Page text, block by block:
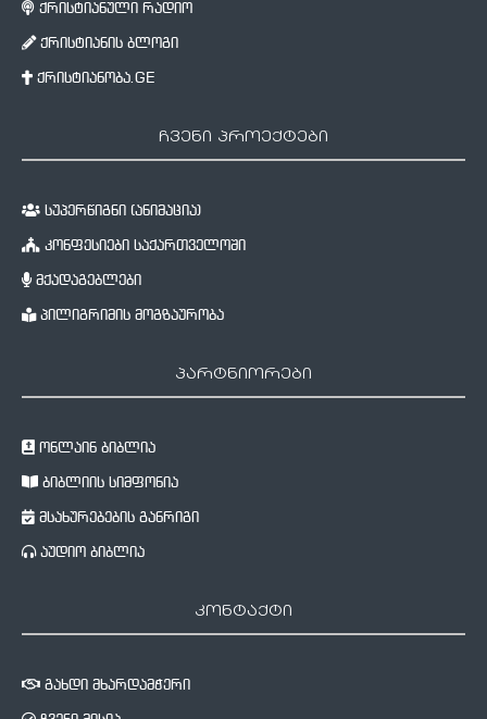
ქრისტიანული რადიო
ქრისტიანის ბლოგი
ქრისტიანობა.GE
ჩვენი პროექტები
სუპერწიგნი (ანიმაცია)
კონფესიები საქართველოში
მქადაგებლები
პილიგრიმის მოგზაურობა
პარტნიორები
ონლაინ ბიბლია
ბიბლიის სიმფონია
მსახურებების განრიგი
აუდიო ბიბლია
კონტაქტი
გახდი მხარდამჭერი